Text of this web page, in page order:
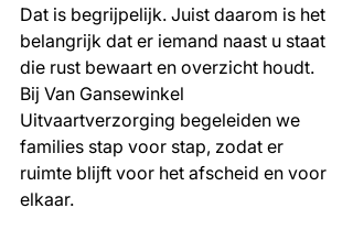
Dat is begrijpelijk. Juist daarom is het
belangrijk dat er iemand naast u staat
die rust bewaart en overzicht houdt.
Bij Van Gansewinkel
Uitvaartverzorging begeleiden we
families stap voor stap, zodat er
ruimte blijft voor het afscheid en voor
elkaar.